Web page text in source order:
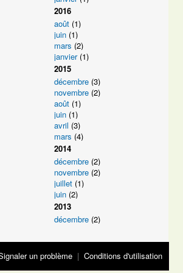
2016
août (1)
juin (1)
mars (2)
janvier(1)
2015
décembre (3)
novembre (2)
août (1)
juin (1)
avril (3)
mars (4)
2014
décembre (2)
novembre (2)
juillet (1)
juin (2)
2013
décembre (2)
un problème | Conditions d'utilisation